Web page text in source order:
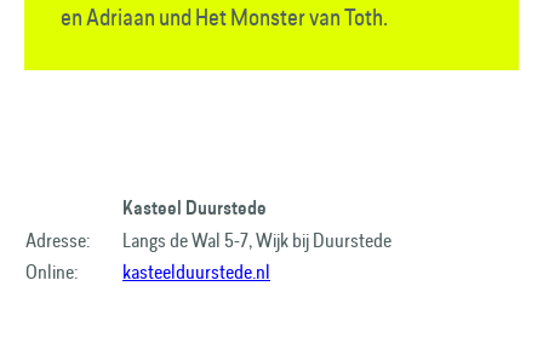
en Adriaan und Het Monster van Toth.
Kasteel Duurstede
Adresse:
Langs de Wal 5-7, Wijk bij Duurstede
Online:
kasteelduurstede.nl